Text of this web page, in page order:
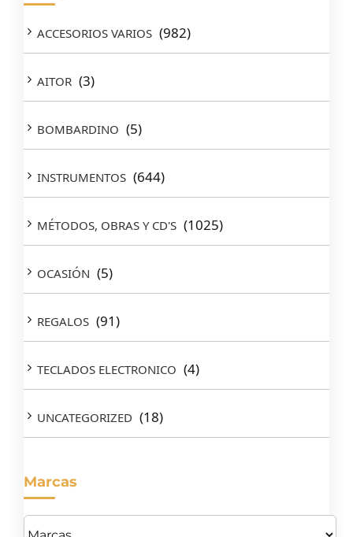
ACCESORIOS VARIOS (982)
AITOR (3)
BOMBARDINO (5)
INSTRUMENTOS (644)
MÉTODOS, OBRAS Y CD'S (1025)
OCASIÓN (5)
REGALOS (91)
TECLADOS ELECTRONICO (4)
UNCATEGORIZED (18)
Marcas